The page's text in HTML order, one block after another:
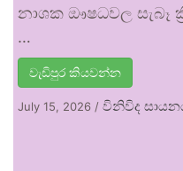
නාශක ඖෂධවල සැබෑ
…
වැඩිපුර කියවන්න
July 15, 2026 / විනිවිද